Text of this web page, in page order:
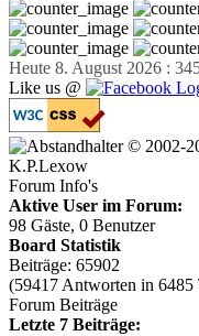
Heute 8. August 2026 :
Like us @
© 2002-
K.P.Lexow
Forum Info's
Aktive User im Forum:
98 Gäste, 0 Benutzer
Board Statistik
Beiträge: 65902
(59417 Antworten in 6485
Forum Beiträge
Letzte 7 Beiträge: